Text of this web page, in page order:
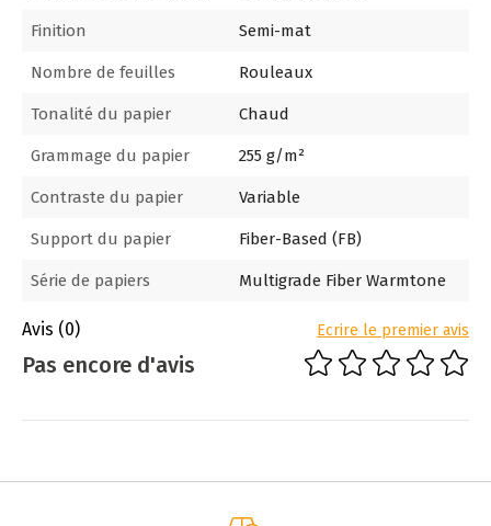
Finition Semi-mat
Nombre de feuilles Rouleaux
Tonalité du papier Chaud
Grammage du papier 255 g/m²
Contraste du papier Variable
Support du papier Fiber-Based (FB)
Série de papiers Multigrade Fiber Warmtone
Avis (0) Ecrire le premier avis
Pas encore d'avis